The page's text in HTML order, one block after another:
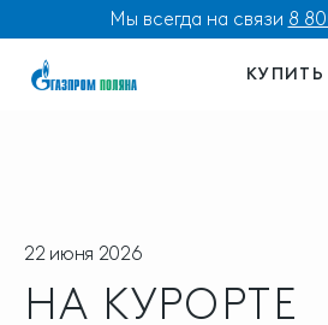
Мы всегда на связи 8
22 июня 2026
НА КУРОРТЕ